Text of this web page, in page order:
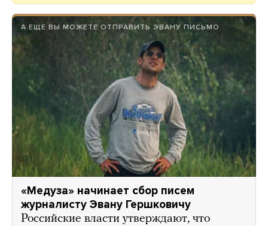
А ЕЩЕ ВЫ МОЖЕТЕ ОТПРАВИТЬ ЭВАНУ ПИСЬМО
«Медуза» начинает сбор писем
журналисту Эвану Гершковичу
Российские власти утверждают, что